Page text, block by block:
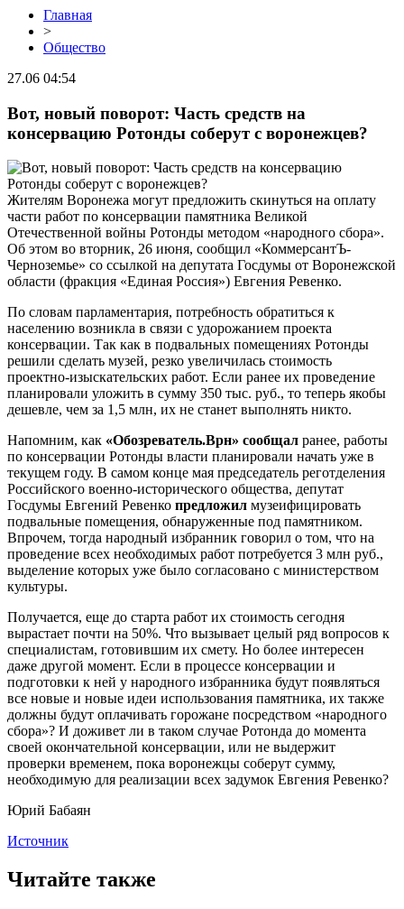
Главная
>
Общество
27.06 04:54
Вот, новый поворот: Часть средств на
консервацию Ротонды соберут с воронежцев?
Жителям Воронежа могут предложить скинуться на оплату
части работ по консервации памятника Великой
Отечественной войны Ротонды методом «народного сбора».
Об этом во вторник, 26 июня, сообщил «КоммерсантЪ-
Черноземье» со ссылкой на депутата Госдумы от Воронежской
области (фракция «Единая Россия») Евгения Ревенко.
По словам парламентария, потребность обратиться к
населению возникла в связи с удорожанием проекта
консервации. Так как в подвальных помещениях Ротонды
решили сделать музей, резко увеличилась стоимость
проектно-изыскательских работ. Если ранее их проведение
планировали уложить в сумму 350 тыс. руб., то теперь якобы
дешевле, чем за 1,5 млн, их не станет выполнять никто.
Напомним, как «Обозреватель.Врн» сообщал ранее, работы
по консервации Ротонды власти планировали начать уже в
текущем году. В самом конце мая председатель реготделения
Российского военно-исторического общества, депутат
Госдумы Евгений Ревенко предложил музеифицировать
подвальные помещения, обнаруженные под памятником.
Впрочем, тогда народный избранник говорил о том, что на
проведение всех необходимых работ потребуется 3 млн руб.,
выделение которых уже было согласовано с министерством
культуры.
Получается, еще до старта работ их стоимость сегодня
вырастает почти на 50%. Что вызывает целый ряд вопросов к
специалистам, готовившим их смету. Но более интересен
даже другой момент. Если в процессе консервации и
подготовки к ней у народного избранника будут появляться
все новые и новые идеи использования памятника, их также
должны будут оплачивать горожане посредством «народного
сбора»? И доживет ли в таком случае Ротонда до момента
своей окончательной консервации, или не выдержит
проверки временем, пока воронежцы соберут сумму,
необходимую для реализации всех задумок Евгения Ревенко?
Юрий Бабаян
Источник
Читайте также